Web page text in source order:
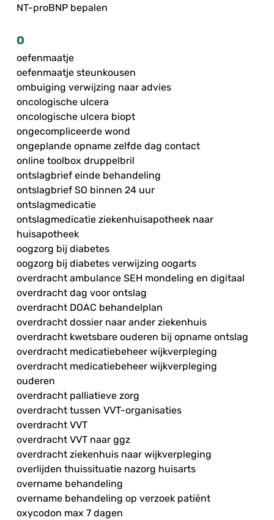
NT-proBNP bepalen
O
oefenmaatje
oefenmaatje steunkousen
ombuiging verwijzing naar advies
oncologische ulcera
oncologische ulcera biopt
ongecompliceerde wond
ongeplande opname zelfde dag contact
online toolbox druppelbril
ontslagbrief einde behandeling
ontslagbrief SO binnen 24 uur
ontslagmedicatie
ontslagmedicatie ziekenhuisapotheek naar
huisapotheek
oogzorg bij diabetes
oogzorg bij diabetes verwijzing oogarts
overdracht ambulance SEH mondeling en digitaal
overdracht dag voor ontslag
overdracht DOAC behandelplan
overdracht dossier naar ander ziekenhuis
overdracht kwetsbare ouderen bij opname ontslag
overdracht medicatiebeheer wijkverpleging
overdracht medicatiebeheer wijkverpleging
ouderen
overdracht palliatieve zorg
overdracht tussen VVT-organisaties
overdracht VVT
overdracht VVT naar ggz
overdracht ziekenhuis naar wijkverpleging
overlijden thuissituatie nazorg huisarts
overname behandeling
overname behandeling op verzoek patiënt
oxycodon max 7 dagen